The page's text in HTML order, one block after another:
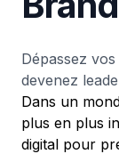
Dépassez
devenez
Dans un
plus en plus
digital pour